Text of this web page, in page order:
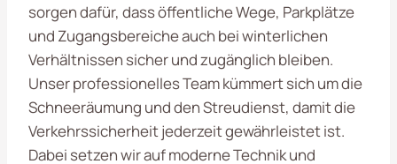
sorgen dafür, dass öffentliche Wege, Parkplätze
und Zugangsbereiche auch bei winterlichen
Verhältnissen sicher und zugänglich bleiben.
Unser professionelles Team kümmert sich um die
Schneeräumung und den Streudienst, damit die
Verkehrssicherheit jederzeit gewährleistet ist.
Dabei setzen wir auf moderne Technik und